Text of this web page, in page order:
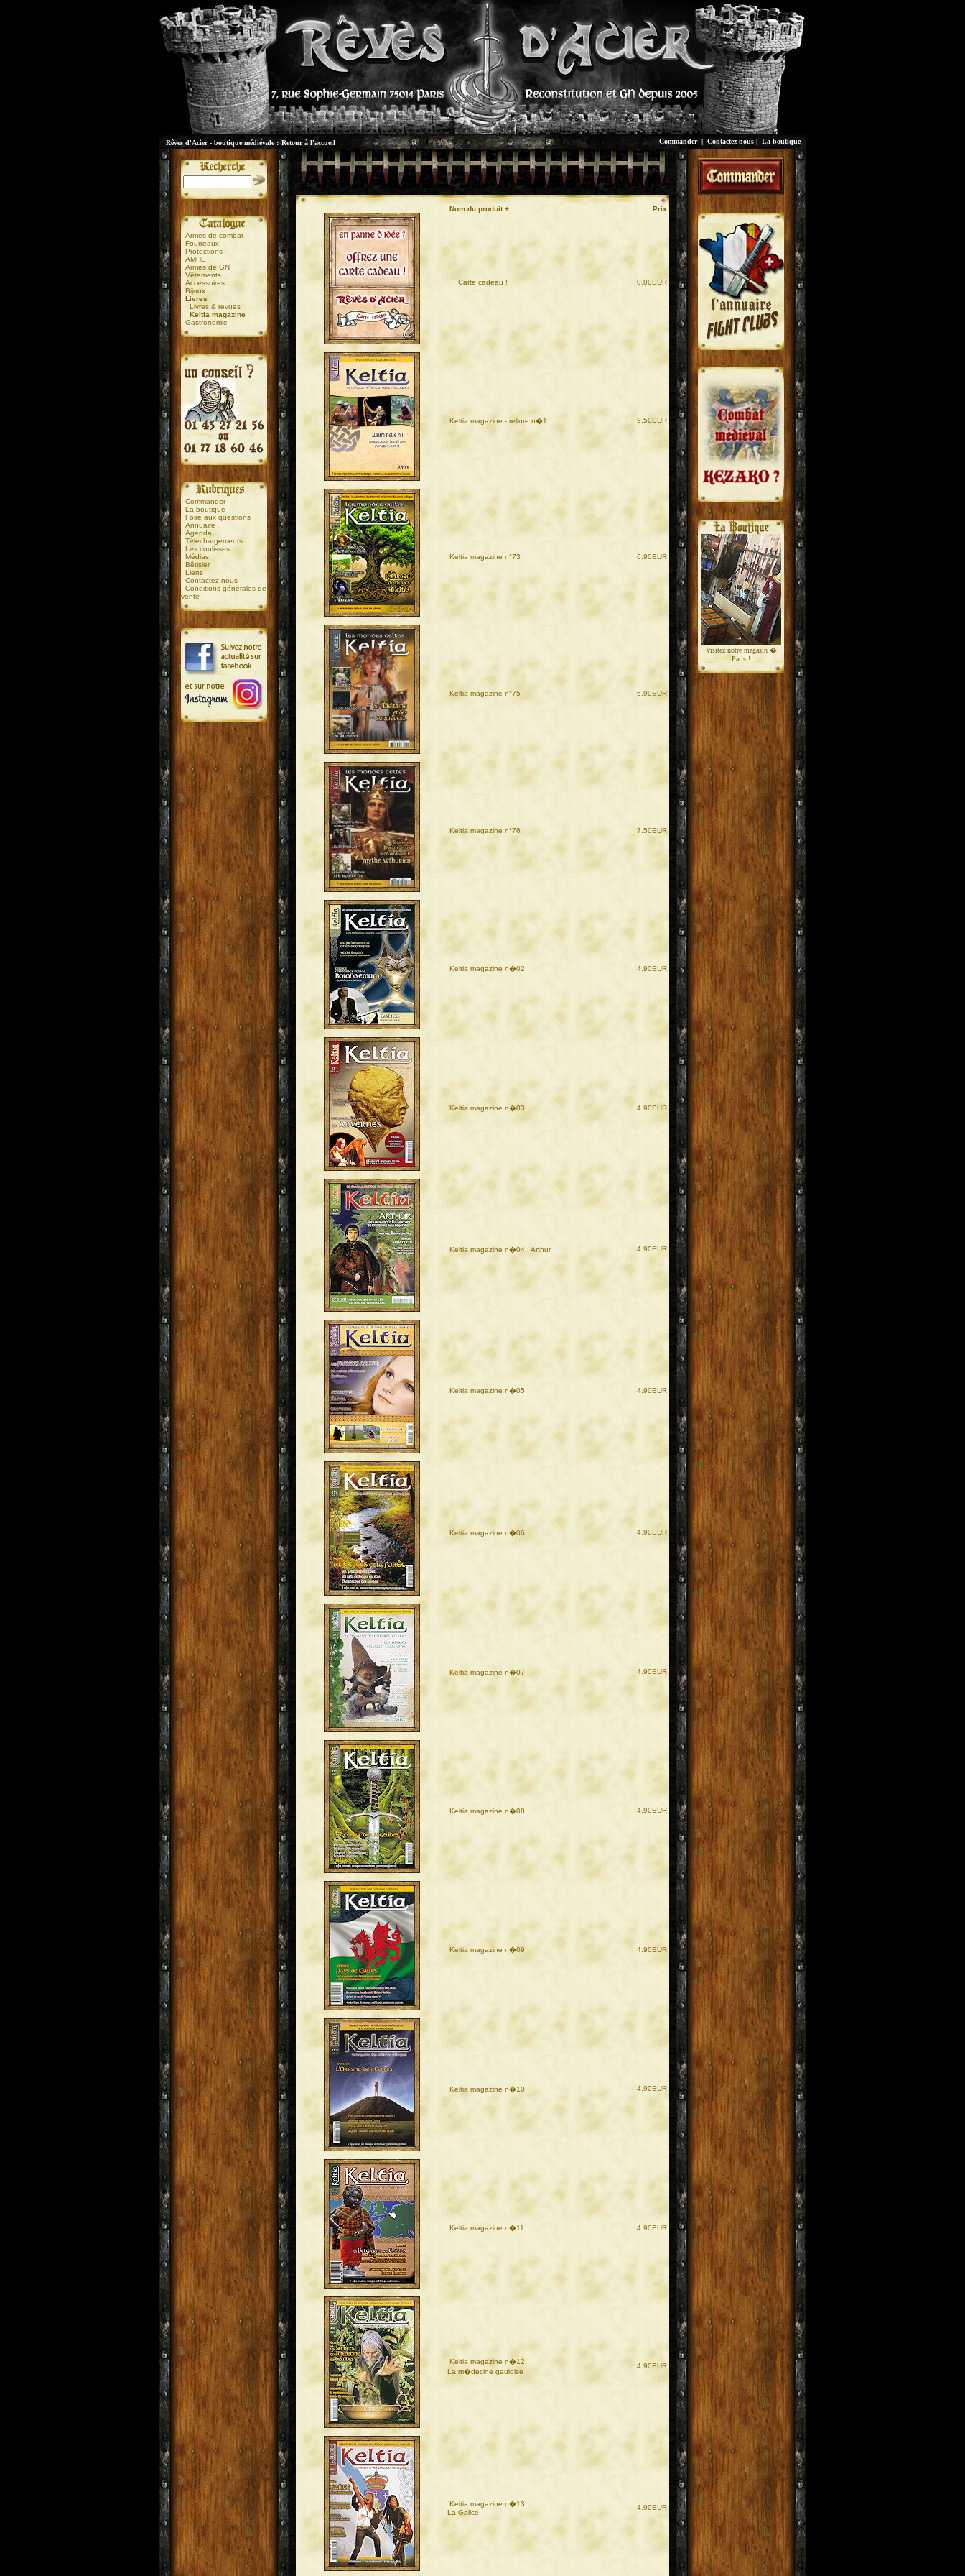
Rêves d'Acier - boutique médiévale : Retour à l'accueil Commander|Contactez-nous | La boutique
.
Armes de combat
Fourreaux
Protections
AMHE
Armes de GN
Vêtements
Accessoires
Bijoux
Livres
Livres & revues
Keltia magazine
Gastronomie
Commander
La boutique
Foire aux questions
Annuaire
Agenda
Téléchargements
Les coulisses
Médias
Bêtisier
Liens
Contactez-nous
Conditions générales de
vente
.
Nom du produit + Prix
01 Carte cadeau ! 0.00EUR
Keltia magazine - reliure n�1 9.50EUR
Keltia magazine n°73 6.90EUR
Keltia magazine n°75 6.90EUR
Keltia magazine n°76 7.50EUR
Keltia magazine n�02 4.90EUR
Keltia magazine n�03 4.90EUR
Keltia magazine n�04 : Arthur 4.90EUR
Keltia magazine n�05 4.90EUR
Keltia magazine n�06 4.90EUR
Keltia magazine n�07 4.90EUR
Keltia magazine n�08 4.90EUR
Keltia magazine n�09 4.90EUR
Keltia magazine n�10 4.90EUR
Keltia magazine n�11 4.90EUR
Keltia magazine n�12
La m�decine gauloise
4.90EUR
Keltia magazine n�13
La Galice
4.90EUR
.
Visitez notre magasin �
Paris !
.